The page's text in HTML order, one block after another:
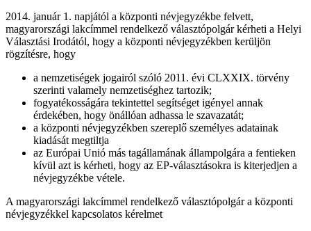
2014. január 1. napjától a központi névjegyzékbe felvett,
magyarországi lakcímmel rendelkező választópolgár kérheti a Helyi
Választási Irodától, hogy a központi névjegyzékben kerüljön
rögzítésre, hogy
a nemzetiségek jogairól szóló 2011. évi CLXXIX. törvény
szerinti valamely nemzetiséghez tartozik;
fogyatékosságára tekintettel segítséget igényel annak
érdekében, hogy önállóan adhassa le szavazatát;
a központi névjegyzékben szereplő személyes adatainak
kiadását megtiltja
az Európai Unió más tagállamának állampolgára a fentieken
kívül azt is kérheti, hogy az EP-választásokra is kiterjedjen a
névjegyzékbe vétele.
A magyarországi lakcímmel rendelkező választópolgár a központi
névjegyzékkel kapcsolatos kérelmet